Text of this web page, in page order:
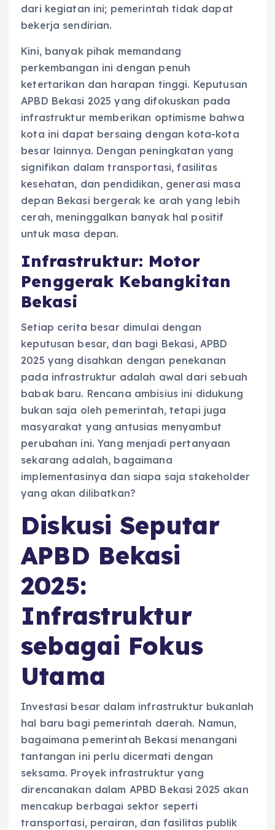
dari kegiatan ini; pemerintah tidak dapat
bekerja sendirian.
Kini, banyak pihak memandang
perkembangan ini dengan penuh
ketertarikan dan harapan tinggi. Keputusan
APBD Bekasi 2025 yang difokuskan pada
infrastruktur memberikan optimisme bahwa
kota ini dapat bersaing dengan kota-kota
besar lainnya. Dengan peningkatan yang
signifikan dalam transportasi, fasilitas
kesehatan, dan pendidikan, generasi masa
depan Bekasi bergerak ke arah yang lebih
cerah, meninggalkan banyak hal positif
untuk masa depan.
Infrastruktur: Motor
Penggerak Kebangkitan
Bekasi
Setiap cerita besar dimulai dengan
keputusan besar, dan bagi Bekasi, APBD
2025 yang disahkan dengan penekanan
pada infrastruktur adalah awal dari sebuah
babak baru. Rencana ambisius ini didukung
bukan saja oleh pemerintah, tetapi juga
masyarakat yang antusias menyambut
perubahan ini. Yang menjadi pertanyaan
sekarang adalah, bagaimana
implementasinya dan siapa saja stakeholder
yang akan dilibatkan?
Diskusi Seputar
APBD Bekasi
2025:
Infrastruktur
sebagai Fokus
Utama
Investasi besar dalam infrastruktur bukanlah
hal baru bagi pemerintah daerah. Namun,
bagaimana pemerintah Bekasi menangani
tantangan ini perlu dicermati dengan
seksama. Proyek infrastruktur yang
direncanakan dalam APBD Bekasi 2025 akan
mencakup berbagai sektor seperti
transportasi, perairan, dan fasilitas publik